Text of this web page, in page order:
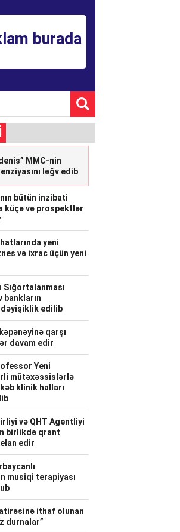
burada
MMC-nin
ləğv edib
bütün inzibati
küçə və prospektlər
yeni
və ixrac üçün yeni
bankların
edilib
qarşı
davam edir
Yeni
mütəxəssislərlə
klinik halları
və QHT Agentliyi
birlikdə qrant
edir
musiqi terapiyası
ithaf olunan
durnalar”